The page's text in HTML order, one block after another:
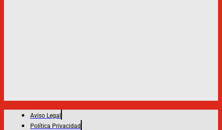
Aviso Legal
Política Privacidad